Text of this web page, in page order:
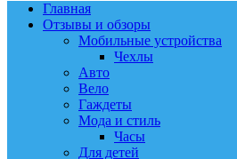
Главная
Отзывы и обзоры
Мобильные устройства
Чехлы
Авто
Вело
Гаждеты
Мода и стиль
Часы
Для детей